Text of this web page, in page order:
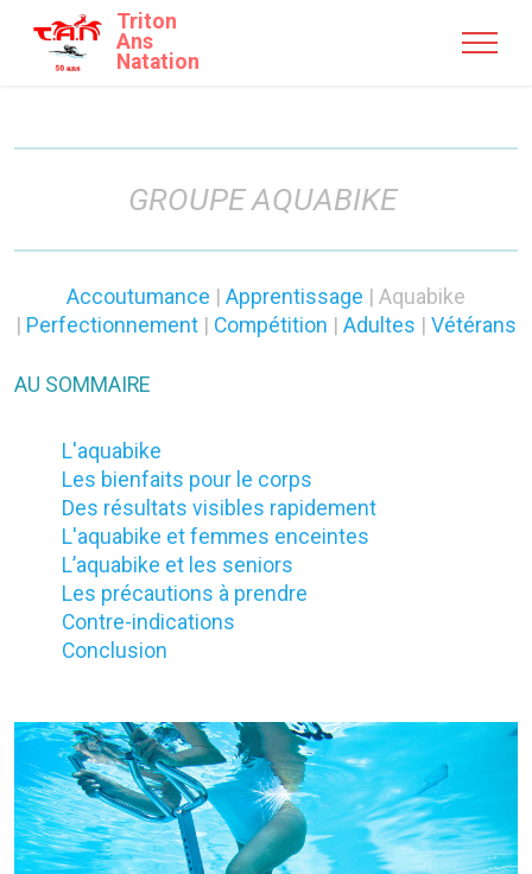
Triton
Ans
Natation
GROUPE AQUABIKE
Accoutumance Apprentissage | Aquabike
Perfectionnement Compétition Adultes Vétérans
AU SOMMAIRE
L'aquabike
Les bienfaits pour le corps
Des résultats visibles rapidement
L'aquabike et femmes enceintes
L’aquabike et les seniors
Les précautions à prendre
Contre-indications
Conclusion